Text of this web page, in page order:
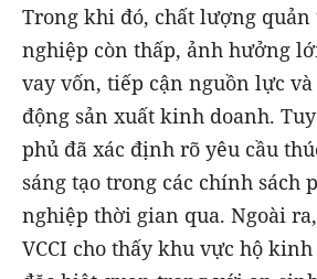
Trong khi đó, chất lượng
nghiệp còn thấp, ảnh hưởng
vay vốn, tiếp cận nguồn lực
động sản xuất kinh doanh.
phủ đã xác định rõ yêu cầu
sáng tạo trong các chính sách
nghiệp thời gian qua. Ngoài
VCCI cho thấy khu vực hộ